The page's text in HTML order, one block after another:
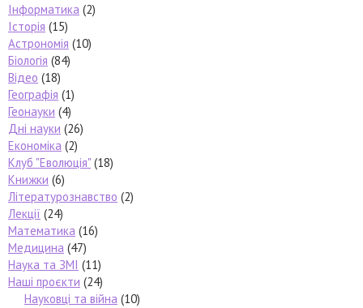
Інформатика (2)
Історія (15)
Астрономія (10)
Біологія (84)
Відео (18)
Географія (1)
Геонауки (4)
Дні науки (26)
Економіка (2)
Клуб "Еволюція" (18)
Книжки (6)
Літературознавство (2)
Лекції (24)
Математика (16)
Медицина (47)
Наука та ЗМІ (11)
Наші проєкти (24)
Науковці та війна (10)